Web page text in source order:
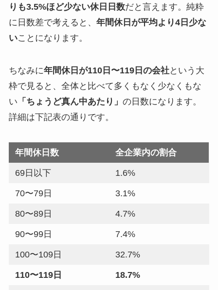
りも3.5%ほど少ない休日日数だと言えます。純粋
に日数差で考えると、 年間休日が平均より4日少な
いことになります。
ちなみに年間休日が110日〜119日の会社という大
枠で見ると、全体と比べて多くもなく少なくもな
い 「ちょうど真ん中あたり」 の日数になります。
詳細は下記表の通りです。
年間休日数 全企業内の割合
69日以下 1.6%
70〜79日 3.1%
80〜89日 4.7%
90〜99日 7.4%
100〜109日 32.7%
110〜119日 18.7%